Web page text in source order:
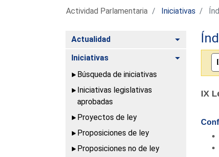
Actividad Parlamentaria Iniciativas
Actualidad Alternar
Iniciativas
Alternar
Búsqueda de iniciativas
Iniciativas legislativas
aprobadas
Proyectos de ley
Proposiciones de ley
Proposiciones no de ley
IX